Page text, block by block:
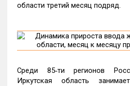
области третий месяц подряд.
Среди 85‑ти регионов
Иркутская область